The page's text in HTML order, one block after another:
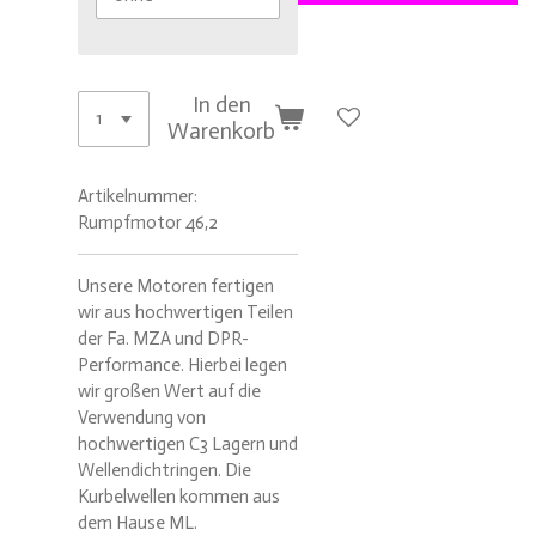
In den
Warenkorb
Artikelnummer:
Rumpfmotor 46,2
Unsere Motoren fertigen
wir aus hochwertigen Teilen
der Fa. MZA und DPR-
Performance. Hierbei legen
wir großen Wert auf die
Verwendung von
hochwertigen C3 Lagern und
Wellendichtringen. Die
Kurbelwellen kommen aus
dem Hause ML.